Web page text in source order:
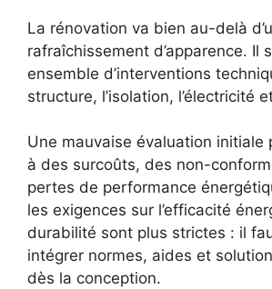
La rénovation va bien au-delà
rafraîchissement d’apparence. Il
ensemble d’interventions
structure, l’isolation, l’électricité
Une mauvaise évaluation initiale
à des surcoûts, des non-
pertes de performance
les exigences sur l’efficacité
durabilité sont plus strictes : il
intégrer normes, aides et
dès la conception.